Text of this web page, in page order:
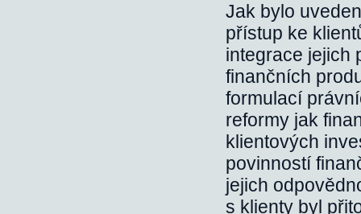
Jak bylo
přístup ke
integrace jejich
finančních
formulací
reformy jak
klientových
povinností
jejich
s klienty byl